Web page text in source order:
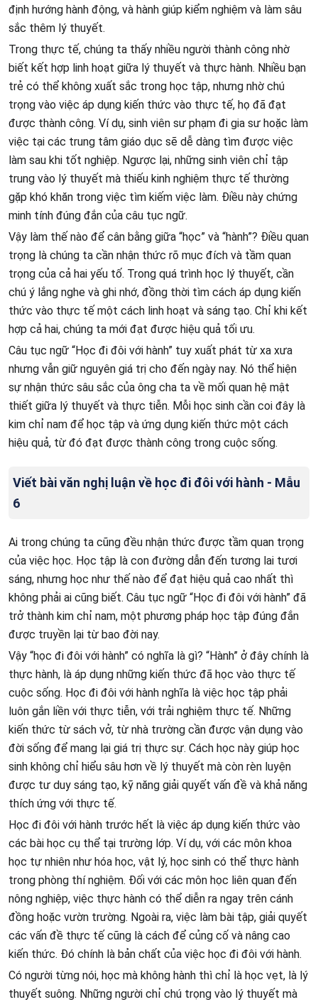
định hướng hành động, và hành giúp kiểm nghiệm và làm sâu
sắc thêm lý thuyết.
Trong thực tế, chúng ta thấy nhiều người thành công nhờ
biết kết hợp linh hoạt giữa lý thuyết và thực hành. Nhiều bạn
trẻ có thể không xuất sắc trong học tập, nhưng nhờ chú
trọng vào việc áp dụng kiến thức vào thực tế, họ đã đạt
được thành công. Ví dụ, sinh viên sư phạm đi gia sư hoặc làm
việc tại các trung tâm giáo dục sẽ dễ dàng tìm được việc
làm sau khi tốt nghiệp. Ngược lại, những sinh viên chỉ tập
trung vào lý thuyết mà thiếu kinh nghiệm thực tế thường
gặp khó khăn trong việc tìm kiếm việc làm. Điều này chứng
minh tính đúng đắn của câu tục ngữ.
Vậy làm thế nào để cân bằng giữa “học” và “hành”? Điều quan
trọng là chúng ta cần nhận thức rõ mục đích và tầm quan
trọng của cả hai yếu tố. Trong quá trình học lý thuyết, cần
chú ý lắng nghe và ghi nhớ, đồng thời tìm cách áp dụng kiến
thức vào thực tế một cách linh hoạt và sáng tạo. Chỉ khi kết
hợp cả hai, chúng ta mới đạt được hiệu quả tối ưu.
Câu tục ngữ “Học đi đôi với hành” tuy xuất phát từ xa xưa
nhưng vẫn giữ nguyên giá trị cho đến ngày nay. Nó thể hiện
sự nhận thức sâu sắc của ông cha ta về mối quan hệ mật
thiết giữa lý thuyết và thực tiễn. Mỗi học sinh cần coi đây là
kim chỉ nam để học tập và ứng dụng kiến thức một cách
hiệu quả, từ đó đạt được thành công trong cuộc sống.
Viết bài văn nghị luận về học đi đôi với hành - Mẫu
6
Ai trong chúng ta cũng đều nhận thức được tầm quan trọng
của việc học. Học tập là con đường dẫn đến tương lai tươi
sáng, nhưng học như thế nào để đạt hiệu quả cao nhất thì
không phải ai cũng biết. Câu tục ngữ “Học đi đôi với hành” đã
trở thành kim chỉ nam, một phương pháp học tập đúng đắn
được truyền lại từ bao đời nay.
Vậy “học đi đôi với hành” có nghĩa là gì? “Hành” ở đây chính là
thực hành, là áp dụng những kiến thức đã học vào thực tế
cuộc sống. Học đi đôi với hành nghĩa là việc học tập phải
luôn gắn liền với thực tiễn, với trải nghiệm thực tế. Những
kiến thức từ sách vở, từ nhà trường cần được vận dụng vào
đời sống để mang lại giá trị thực sự. Cách học này giúp học
sinh không chỉ hiểu sâu hơn về lý thuyết mà còn rèn luyện
được tư duy sáng tạo, kỹ năng giải quyết vấn đề và khả năng
thích ứng với thực tế.
Học đi đôi với hành trước hết là việc áp dụng kiến thức vào
các bài học cụ thể tại trường lớp. Ví dụ, với các môn khoa
học tự nhiên như hóa học, vật lý, học sinh có thể thực hành
trong phòng thí nghiệm. Đối với các môn học liên quan đến
nông nghiệp, việc thực hành có thể diễn ra ngay trên cánh
đồng hoặc vườn trường. Ngoài ra, việc làm bài tập, giải quyết
các vấn đề thực tế cũng là cách để củng cố và nâng cao
kiến thức. Đó chính là bản chất của việc học đi đôi với hành.
Có người từng nói, học mà không hành thì chỉ là học vẹt, là lý
thuyết suông. Những người chỉ chú trọng vào lý thuyết mà